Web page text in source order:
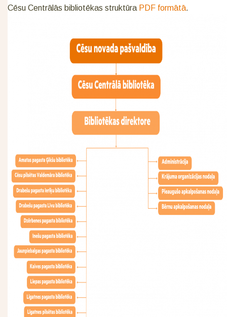
Cēsu Centrālās bibliotēkas struktūra PDF formātā.